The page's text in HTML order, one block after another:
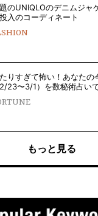
のUNIQLOのデニムジャ
入のコーディネート
りすぎて怖い！あなたの
2/23〜3/1）を数秘術占い
もっと見る